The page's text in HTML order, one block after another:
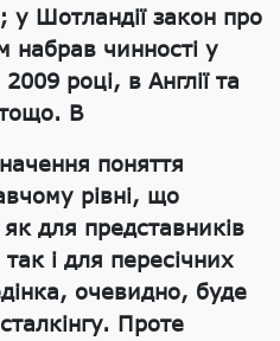
у Шотландії закон про
набрав чинності у
році, в Англії та
В
поняття
рівні, що
для представників
і для пересічних
очевидно, буде
Проте